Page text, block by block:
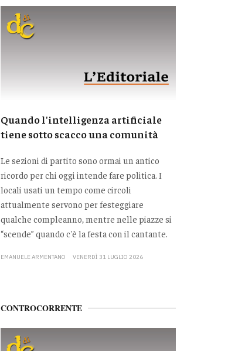
Quando l'intelligenza artificiale
tiene sotto scacco una comunità
Le sezioni di partito sono ormai un antico
ricordo per chi oggi intende fare politica. I
locali usati un tempo come circoli
attualmente servono per festeggiare
qualche compleanno, mentre nelle piazze si
“scende” quando c'è la festa con il cantante.
EMANUELE ARMENTANO VENERDÌ 31 LUGLIO 2026
CONTROCORRENTE